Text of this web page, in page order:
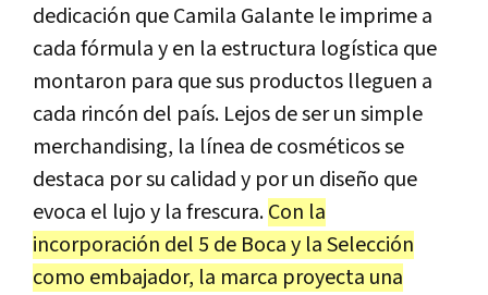
dedicación que Camila Galante le imprime a
cada fórmula y en la estructura logística que
montaron para que sus productos lleguen a
cada rincón del país. Lejos de ser un simple
merchandising, la línea de cosméticos se
destaca por su calidad y por un diseño que
evoca el lujo y la frescura.Con la
incorporación del 5 de Boca y la Selección
como embajador, la marca proyecta una